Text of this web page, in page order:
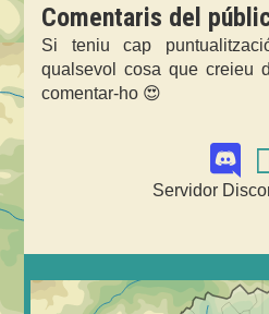
Comentaris del
Si teniu cap
qualsevol cosa que creieu
comentar-ho 😍
Servidor